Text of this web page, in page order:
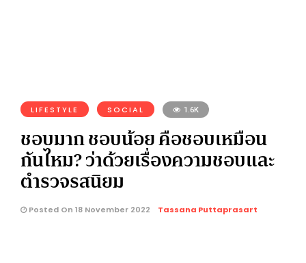
LIFESTYLE SOCIAL 1.6K
ชอบมาก ชอบน้อย คือชอบเหมือน
กันไหม? ว่าด้วยเรื่องความชอบและ
ตำรวจรสนิยม
Posted On 18 November 2022 Tassana Puttaprasart